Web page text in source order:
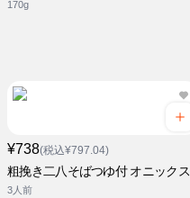
170g
¥738(税込¥797.04)
粗挽き二八そばつゆ付 オニックス
3人前